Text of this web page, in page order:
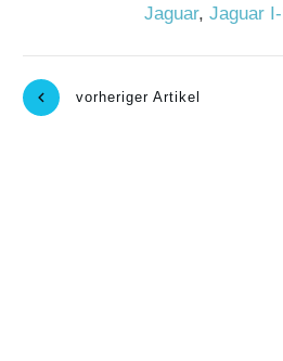
Jaguar, Jaguar
vorheriger Artikel